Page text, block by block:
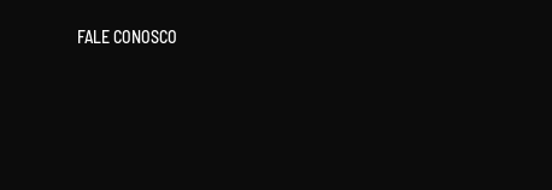
FALE CONOSCO